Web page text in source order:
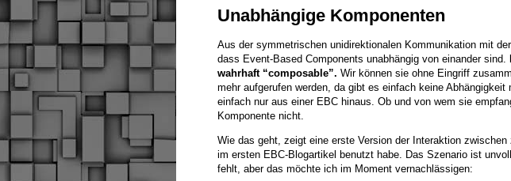
Unabhängige Komponenten
Aus der symmetrischen unidirektionalen Kommunikation mit
dass Event-Based Components unabhängig von einander sind.
wahrhaft “composable”. Wir können sie ohne Eingriff
mehr aufgerufen werden, da gibt es einfach keine
einfach nur aus einer EBC hinaus. Ob und von wem sie
Komponente nicht.
Wie das geht, zeigt eine erste Version der Interaktion
im ersten EBC-Blogartikel benutzt habe. Das Szenario ist
fehlt, aber das möchte ich im Moment vernachlässigen: